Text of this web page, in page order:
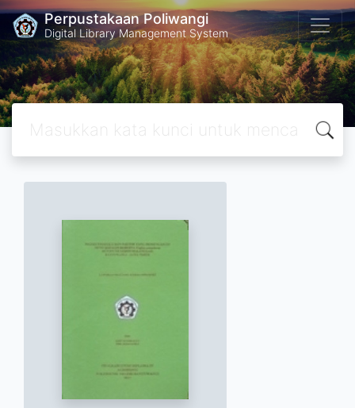
Perpustakaan Poliwangi
Digital Library Management System